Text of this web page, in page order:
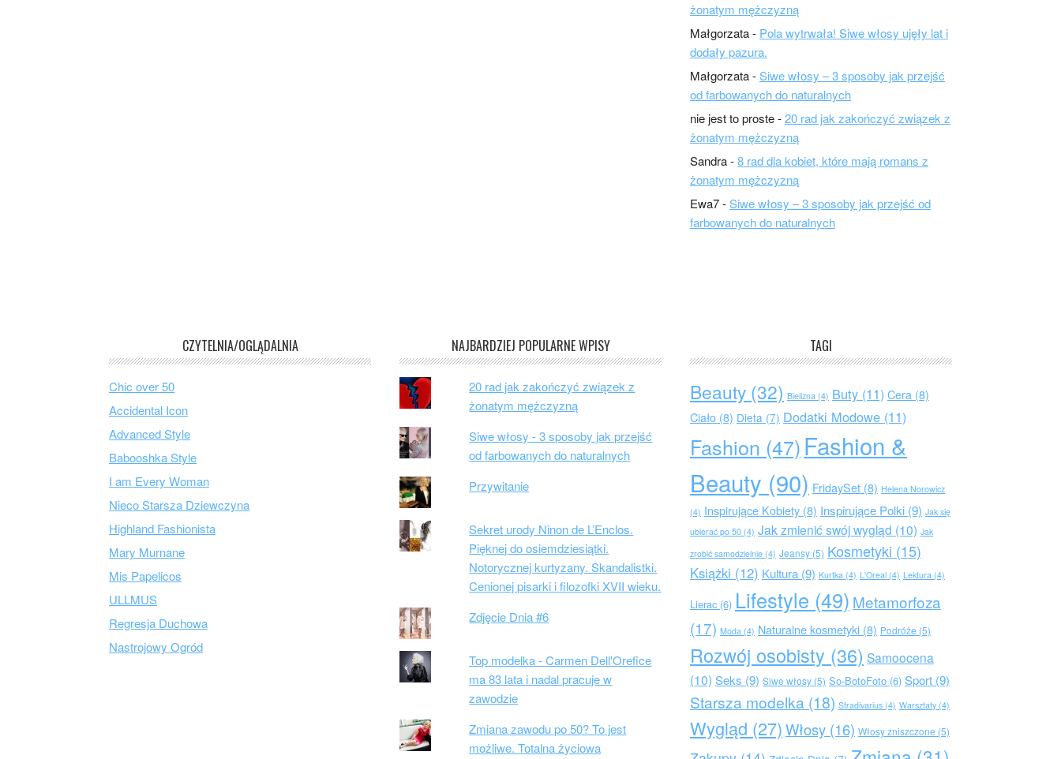
żonatym mężczyzną
Małgorzata- Pola wytrwała! Siwe włosy ujęły lat i
dodały pazura.
Małgorzata-Siwe włosy – 3 sposoby jak przejść
od farbowanych do naturalnych
nie jest to proste-20 rad jak zakończyć związek z
żonatym mężczyzną
Sandra-8 rad dla kobiet, które mają romans z
żonatym mężczyzną
Ewa7-Siwe włosy – 3 sposoby jak przejść od
farbowanych do naturalnych
CZYTELNIA/OGLĄDALNIA
Chic over 50
Accidental Icon
Advanced Style
Babooshka Style
I am Every Woman
Nieco Starsza Dziewczyna
Highland Fashionista
Mary Murnane
Mis Papelicos
ULLMUS
Regresja Duchowa
Nastrojowy Ogród
NAJBARDZIEJ POPULARNE WPISY
20 rad jak zakończyć związek z
żonatym mężczyzną
Siwe włosy - 3 sposoby jak przejść
od farbowanych do naturalnych
Przywitanie
Sekret urody Ninon de L’Enclos.
Pięknej do osiemdziesiątki.
Notorycznej kurtyzany. Skandalistki.
Cenionej pisarki i filozofki XVII wieku.
Zdjęcie Dnia #6
Top modelka - Carmen Dell'Orefice
ma 83 lata i nadal pracuje w
zawodzie
Zmiana zawodu po 50? To jest
możliwe. Totalna życiowa
TAGI
Beauty (32) Bielizna (4) Buty (11) Cera (8)
Ciało (8) Dieta (7) Dodatki Modowe (11)
Fashion (47)Fashion &
Beauty (90) FridaySet (8) Helena Norowicz
(4) Inspirujące Kobiety (8) Inspirujące Polki (9) Jak się
ubierać po 50 (4) Jak zmienić swój wygląd (10) Jak
zrobić samodzielnie (4) Jeansy (5) Kosmetyki (15)
Książki (12) Kultura (9) Kurtka (4) L'Oreal (4) Lektura (4)
Lierac (6) Lifestyle (49) Metamorfoza
(17) Moda (4) Naturalne kosmetyki (8) Podróże (5)
Rozwój osobisty (36) Samoocena
(10) Seks (9) Siwe włosy (5) So-BotoFoto (6) Sport (9)
Starsza modelka (18) Stradivarius (4) Warsztaty (4)
Wygląd (27)Włosy (16) Włosy zniszczone (5)